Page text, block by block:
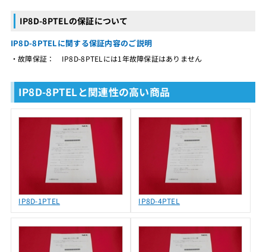
IP8D-8PTELの保証について
IP8D-8PTELに関する保証内容のご説明
・故障保証： IP8D-8PTELには1年故障保証はありません
IP8D-8PTELと関連性の高い商品
IP8D-1PTEL IP8D-4PTEL